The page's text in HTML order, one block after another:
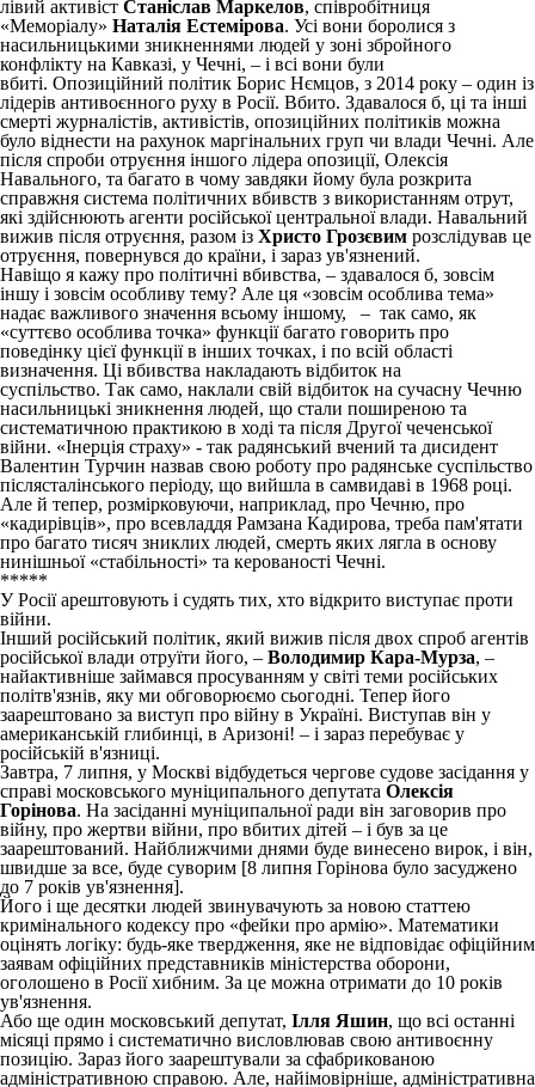
лівий активіст Станіслав Маркелов, співробітниця
«Меморіалу» Наталія Естемірова. Усі вони боролися з
насильницькими зникненнями людей у ​​зоні збройного
конфлікту на Кавказі, у Чечні, – і всі вони були
вбиті. Опозиційний політик Борис Нємцов, з 2014 року – один із
лідерів антивоєнного руху в Росії. Вбито. Здавалося б, ці та інші
смерті журналістів, активістів, опозиційних політиків можна
було віднести на рахунок маргінальних груп чи влади Чечні. Але
після спроби отруєння іншого лідера опозиції, Олексія
Навального, та багато в чому завдяки йому була розкрита
справжня система політичних вбивств з використанням отрут,
які здійснюють агенти російської центральної влади. Навальний
вижив після отруєння, разом із Христо Грозєвим розслідував це
отруєння, повернувся до країни, і зараз ув'язнений.
Навіщо я кажу про політичні вбивства, – здавалося б, зовсім
іншу і зовсім особливу тему? Але ця «зовсім особлива тема»
надає важливого значення всьому іншому, – так само, як
«суттєво особлива точка» функції багато говорить про
поведінку цієї функції в інших точках, і по всій області
визначення. Ці вбивства накладають відбиток на
суспільство. Так само, наклали свій відбиток на сучасну Чечню
насильницькі зникнення людей, що стали поширеною та
систематичною практикою в ході та після Другої чеченської
війни. «Інерція страху» - так радянський вчений та дисидент
Валентин Турчин назвав свою роботу про радянське суспільство
післясталінського періоду, що вийшла в самвидаві в 1968 році.
Але й тепер, розмірковуючи, наприклад, про Чечню, про
«кадирівців», про всевладдя Рамзана Кадирова, треба пам'ятати
про багато тисяч зниклих людей, смерть яких лягла в основу
нинішньої «стабільності» та керованості Чечні.
*****
У Росії арештовують і судять тих, хто відкрито виступає проти
війни.
Інший російський політик, який вижив після двох спроб агентів
російської влади отруїти його, – Володимир Кара-Мурза, –
найактивніше займався просуванням у світі теми російських
політв'язнів, яку ми обговорюємо сьогодні. Тепер його
заарештовано за виступ про війну в Україні. Виступав він у
американській глибинці, в Аризоні! – і зараз перебуває у
російській в'язниці.
Завтра, 7 липня, у Москві відбудеться чергове судове засідання у
справі московського муніципального депутата Олексія
Горінова. На засіданні муніципальної ради він заговорив про
війну, про жертви війни, про вбитих дітей – і був за це
заарештований. Найближчими днями буде винесено вирок, і він,
швидше за все, буде суворим [8 липня Горінова було засуджено
до 7 років ув'язнення].
Його і ще десятки людей звинувачують за новою статтею
кримінального кодексу про «фейки про армію». Математики
оцінять логіку: будь-яке твердження, яке не відповідає офіційним
заявам офіційних представників міністерства оборони,
оголошено в Росії хибним. За це можна отримати до 10 років
ув'язнення.
Або ще один московський депутат, Ілля Яшин, що всі останні
місяці прямо і систематично висловлював свою антивоєнну
позицію. Зараз його заарештували за сфабрикованою
адміністративною справою. Але, найімовірніше, адміністративна